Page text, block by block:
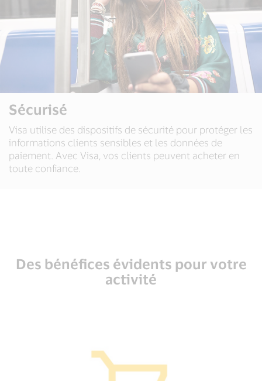
Sécurisé
Visa utilise des dispositifs de sécurité pour protéger les
informations clients sensibles et les données de
paiement. Avec Visa, vos clients peuvent acheter en
toute confiance.
Des bénéfices évidents pour votre
activité